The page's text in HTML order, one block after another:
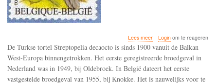
Lees meerover
van
de
turkse
Loginom te reageren
De Turkse tortel Streptopelia decaocto is sinds 1900 vanuit de Balkan
West-Europa binnengetrokken. Het eerste geregistreerde broedgeval in
Nederland was in 1949, bij Oldebroek. In België dateert het eerste
vastgestelde broedgeval van 1955, bij Knokke. Het is nauwelijks voor te